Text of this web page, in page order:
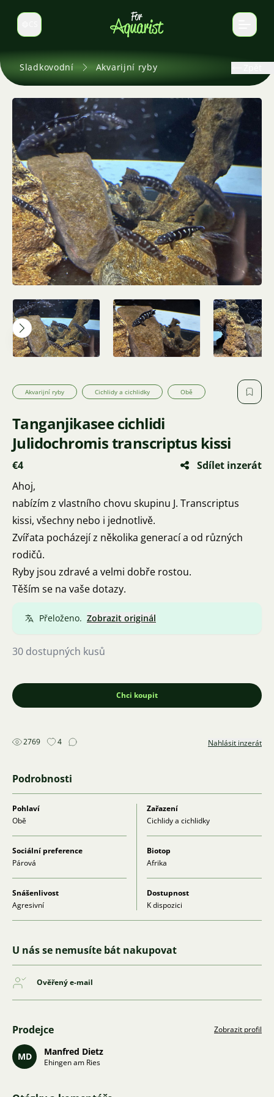
Select language
Sladkovodní Akvarijní ryby
Akvarijní ryby Cichlidy a cichlidky Obě
Tanganjikasee cichlidi
Julidochromis transcriptus kissi
€4
Sdílet inzerát
Ahoj,
nabízím z vlastního chovu skupinu J. Transcriptus
kissi, všechny nebo i jednotlivě.
Zvířata pocházejí z několika generací a od různých
rodičů.
Ryby jsou zdravé a velmi dobře rostou.
Těším se na vaše dotazy.
Přeloženo. Zobrazit originál
30 dostupných kusů
Chci koupit
2769 4 Nahlásit inzerát
Podrobnosti
Pohlaví
Obě
Zařazení
Cichlidy a cichlidky
Sociální preference
Párová
Biotop
Afrika
Snášenlivost
Agresivní
Dostupnost
K dispozici
U nás se nemusíte bát nakupovat
Ověřený e-mail
Prodejce Zobrazit profil
MD Manfred Dietz
Ehingen am Ries